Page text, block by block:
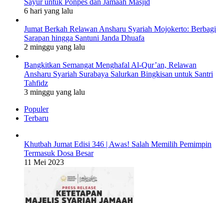
Sayur untuk Ponpes dan Jamaah Masjid
6 hari yang lalu
Jumat Berkah Relawan Ansharu Syariah Mojokerto: Berbagi
Sarapan hingga Santuni Janda Dhuafa
2 minggu yang lalu
Bangkitkan Semangat Menghafal Al-Qur’an, Relawan
Ansharu Syariah Surabaya Salurkan Bingkisan untuk Santri
Tahfidz
3 minggu yang lalu
Populer
Terbaru
Khutbah Jumat Edisi 346 | Awas! Salah Memilih Pemimpin
Termasuk Dosa Besar
11 Mei 2023